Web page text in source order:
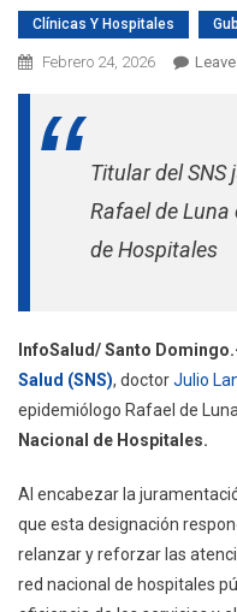
Clínicas Y Hospitales
Febrero 24, 2026
Titular del
Rafael de
de Hospitales
InfoSalud/ Santo
Salud (SNS), doctorJulio
epidemiólogo Rafael de
Nacional de Hospitales.
Al encabezar la
que esta designación
relanzar y reforzar las
red nacional de hospitales